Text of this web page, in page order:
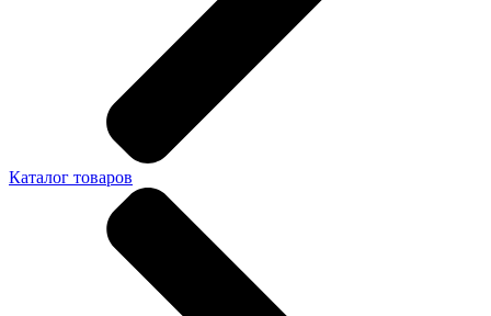
Каталог товаров